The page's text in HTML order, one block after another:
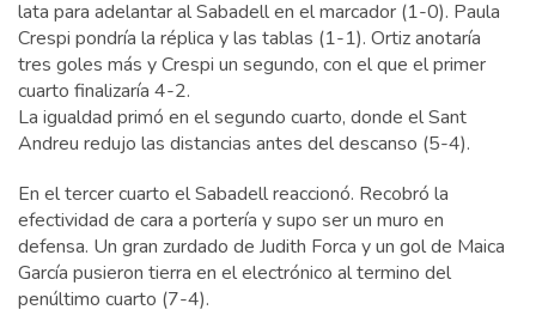
lata para adelantar al Sabadell en el marcador (1-0). Paula
Crespi pondría la réplica y las tablas (1-1). Ortiz anotaría
tres goles más y Crespi un segundo, con el que el primer
cuarto finalizaría 4-2.
La igualdad primó en el segundo cuarto, donde el Sant
Andreu redujo las distancias antes del descanso (5-4).
En el tercer cuarto el Sabadell reaccionó. Recobró la
efectividad de cara a portería y supo ser un muro en
defensa. Un gran zurdado de Judith Forca y un gol de Maica
García pusieron tierra en el electrónico al termino del
penúltimo cuarto (7-4).